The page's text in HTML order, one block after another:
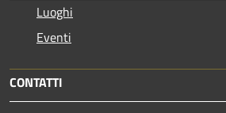
Luoghi
Eventi
CONTATTI